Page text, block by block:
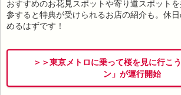
おすすめのお花見スポットや寄り道スポット
参すると特典が受けられるお店の紹介も。休
めるはずです！
＞＞東京メトロに乗って桜を見に行こ
ン」が運行開始